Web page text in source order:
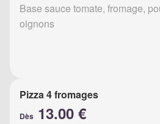
Base sauce tomate, fromage,
oignons
Pizza 4 fromages
Dès 13.00 €